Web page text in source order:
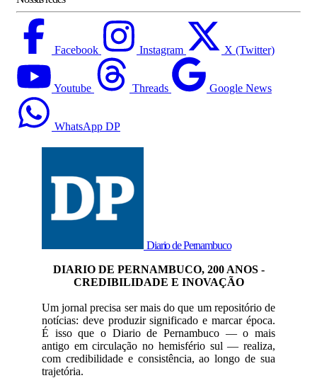
Facebook Instagram X (Twitter)
Youtube Threads Google News
WhatsApp DP
Diario de Pernambuco
DIARIO DE PERNAMBUCO, 200 ANOS -
CREDIBILIDADE E INOVAÇÃO
Um jornal precisa ser mais do que um repositório de
notícias: deve produzir significado e marcar época.
É isso que o Diario de Pernambuco — o mais
antigo em circulação no hemisfério sul — realiza,
com credibilidade e consistência, ao longo de sua
trajetória.